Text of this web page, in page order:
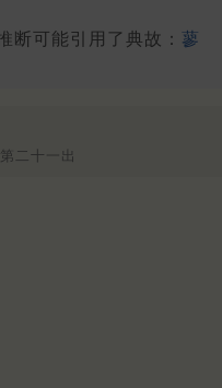
断可能引用了典故： 蓼
二十一出